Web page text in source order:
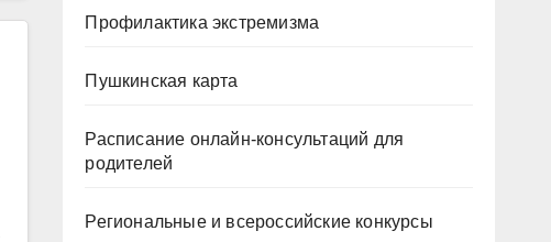
Профилактика экстремизма
Пушкинская карта
Расписание онлайн-консультаций для
родителей
Региональные и всероссийские конкурсы